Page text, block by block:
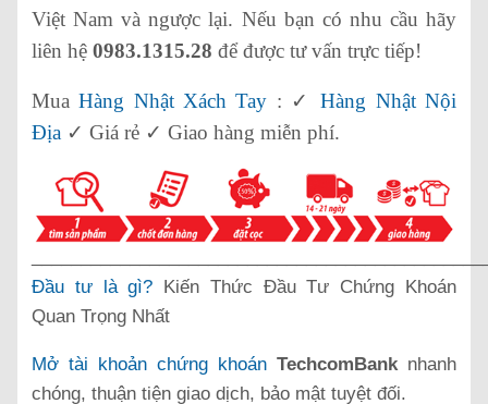
Việt Nam và ngược lại. Nếu bạn có nhu cầu hãy
liên hệ 0983.1315.28 để được tư vấn trực tiếp!
MuaHàng Nhật Xách Tay : ✓Hàng Nhật Nội
Địa ✓ Giá rẻ ✓ Giao hàng miễn phí.
Đầu tư là gì? Kiến Thức Đầu Tư Chứng Khoán
Quan Trọng Nhất
Mở tài khoản chứng khoán TechcomBank nhanh
chóng, thuận tiện giao dịch, bảo mật tuyệt đối.